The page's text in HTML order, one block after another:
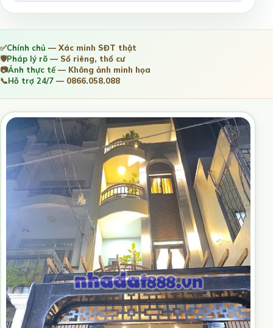
✅Chính chủ — Xác minh SĐT thật
🛡️Pháp lý rõ — Sổ riêng, thổ cư
📷Ảnh thực tế— Không ảnh minh họa
📞Hỗ trợ 24/7 — 0866.058.088